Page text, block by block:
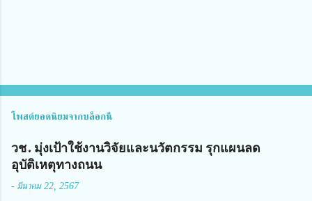
โพสต์ยอดนิยมจากบล็อกนี้
วช. มุ่งเป้าใช้งานวิจัยและนวัตกรรม รุกแผนลด
อุบัติเหตุทางถนน
- มีนาคม 22, 2567